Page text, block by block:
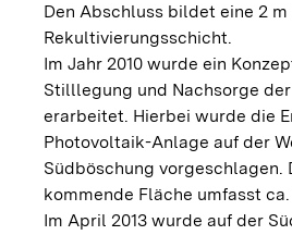
Den Abschluss bildet eine 2
Rekultivierungsschicht.
Im Jahr 2010 wurde ein
Stilllegung und Nachsorge
erarbeitet. Hierbei wurde die
Photovoltaik-Anlage auf der
Südböschung vorgeschlagen.
kommende Fläche umfasst ca.
Im April 2013 wurde auf der